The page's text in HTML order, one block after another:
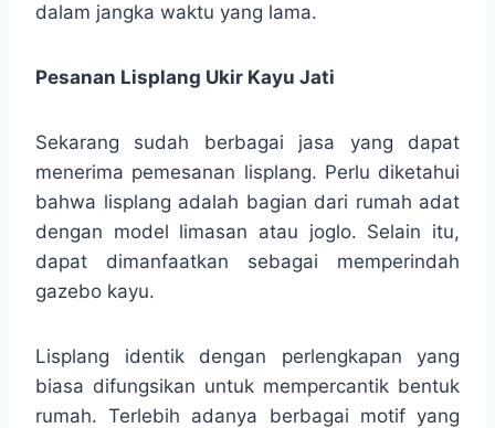
dalam jangka waktu yang lama.
Pesanan Lisplang Ukir Kayu Jati
Sekarang sudah berbagai jasa yang dapat
menerima pemesanan lisplang. Perlu diketahui
bahwa lisplang adalah bagian dari rumah adat
dengan model limasan atau joglo. Selain itu,
dapat dimanfaatkan sebagai memperindah
gazebo kayu.
Lisplang identik dengan perlengkapan yang
biasa difungsikan untuk mempercantik bentuk
rumah. Terlebih adanya berbagai motif yang